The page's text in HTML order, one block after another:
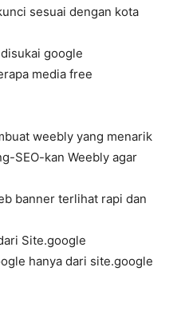
sesuai dengan kota
google
media free
weebly yang menarik
SEO-kan Weebly agar
banner terlihat rapi dan
Site.google
hanya dari site.google